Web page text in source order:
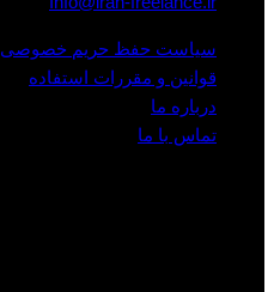
سیاست حفظ حریم خصوصی
قوانین و مقررات استفاده
درباره ما
تماس با ما